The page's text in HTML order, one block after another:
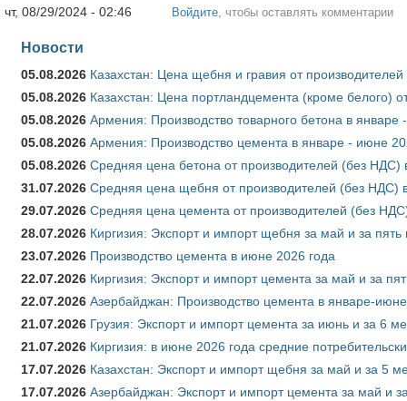
чт, 08/29/2024 - 02:46 Войдите , чтобы оставлять комментарии
Новости
05.08.2026 Казахстан: Цена щебня и гравия от
05.08.2026 Казахстан: Цена портландцемента (кроме белого)
05.08.2026 Армения: Производство товарного бетона в январе
05.08.2026 Армения: Производство цемента в январе - июне
05.08.2026 Средняя цена бетона от производителей (без НДС)
31.07.2026 Средняя цена щебня от производителей (без НДС)
29.07.2026 Средняя цена цемента от производителей (без
28.07.2026 Киргизия: Экспорт и импорт щебня за май и за
23.07.2026 Производство цемента в июне 2026 года
22.07.2026 Киргизия: Экспорт и импорт цемента за май и за
22.07.2026 Азербайджан: Производство цемента в январе-
21.07.2026 Грузия: Экспорт и импорт цемента за июнь и за 6
21.07.2026 Киргизия: в июне 2026 года средние
17.07.2026 Казахстан: Экспорт и импорт щебня за май и за 5
17.07.2026 Азербайджан: Экспорт и импорт цемента за май и